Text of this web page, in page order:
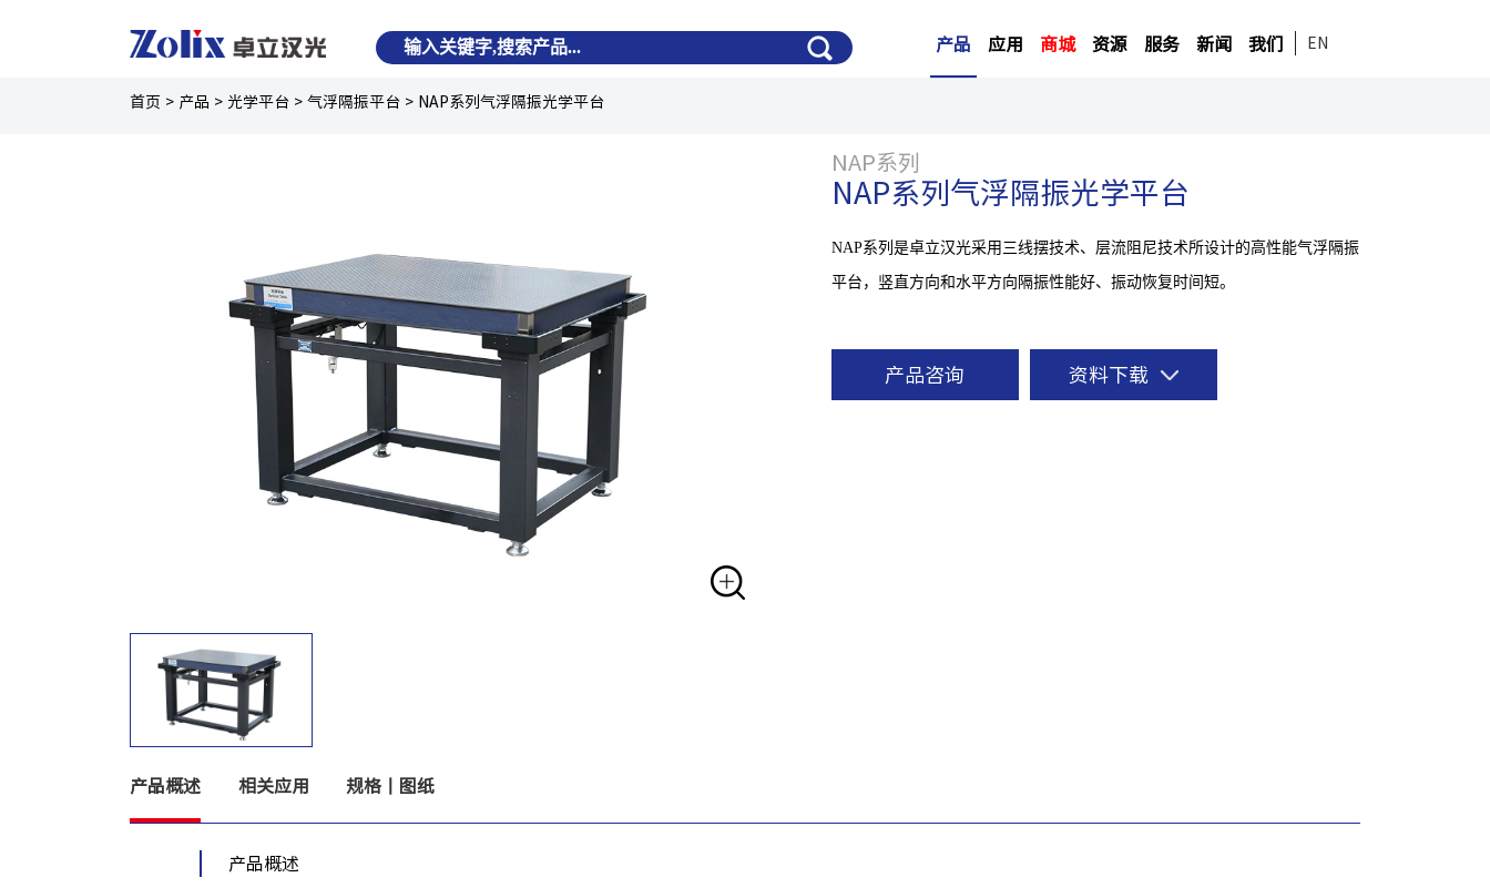
产品 应用 商城 资源 服务 新闻 我们 EN
首页 > 产品 > 光学平台 >气浮隔振平台 > NAP系列气浮隔振光学平台
NAP系列
NAP系列气浮隔振光学平台
NAP系列是卓立汉光采用三线摆技术、层流阻尼技术所设计的高性能气浮隔振
平台，竖直方向和水平方向隔振性能好、振动恢复时间短。
产品咨询 资料下载
产品概述 相关应用 规格丨图纸
产品概述